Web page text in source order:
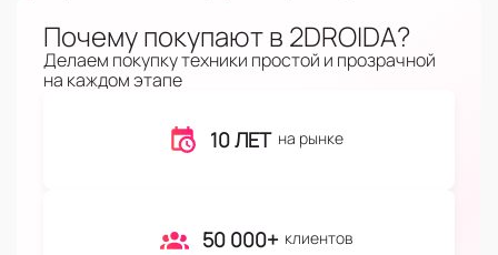
Почему покупают в 2DROIDA?
Делаем покупку техники простой и прозрачной
на каждом этапе
10 ЛЕТ на рынке
50 000+ клиентов